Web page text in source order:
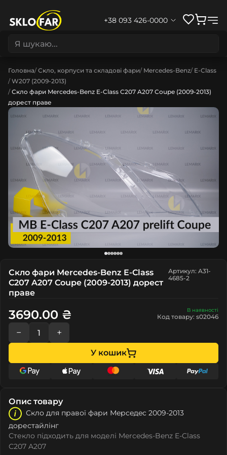
+38 093 426-0000
Головна Скло, корпуси та складові фари Mercedes-Benz E-Class
W207 (2009-2013)
Скло фари Mercedes-Benz E-Class C207 A207 Coupe (2009-2013)
дорест праве
Скло фари Mercedes-Benz E-Class
C207 A207 Coupe (2009-2013) дорест
праве
Артикул: A31-
4685-2
В наявності
Код товару: s02046
3690.00 ₴
− +
У кошик
Опис товару
Скло для правої фари Мeрceдec 2009-2013
дорестайлінг
Стекло підходить для моделі Mercedes-Benz E-Class
C207 A207